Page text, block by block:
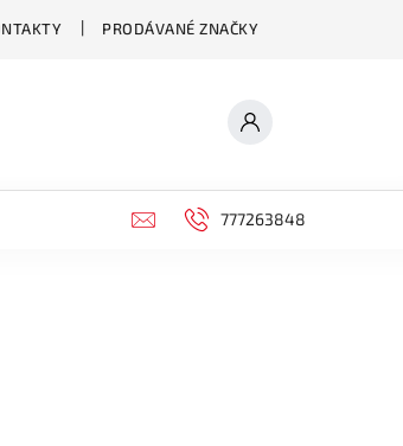
PRODÁVANÉ ZNAČKY
777263848